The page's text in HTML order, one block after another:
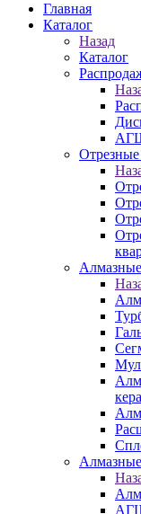
Главная
Каталог
Назад
Каталог
Отрезные